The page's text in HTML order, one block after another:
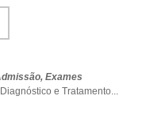
Exames
Diagnóstico e Tratamento...